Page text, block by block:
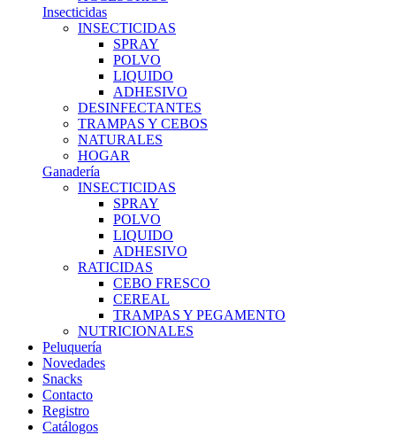
Insecticidas
INSECTICIDAS
SPRAY
POLVO
LIQUIDO
ADHESIVO
DESINFECTANTES
TRAMPAS Y CEBOS
NATURALES
HOGAR
Ganadería
INSECTICIDAS
SPRAY
POLVO
LIQUIDO
ADHESIVO
RATICIDAS
CEBO FRESCO
CEREAL
TRAMPAS Y PEGAMENTO
NUTRICIONALES
Peluquería
Novedades
Snacks
Contacto
Registro
Catálogos